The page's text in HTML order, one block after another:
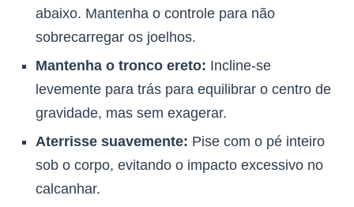
abaixo. Mantenha o controle para não
sobrecarregar os joelhos.
Mantenha o tronco ereto: Incline-se
levemente para trás para equilibrar o centro de
gravidade, mas sem exagerar.
Aterrisse suavemente: Pise com o pé inteiro
sob o corpo, evitando o impacto excessivo no
calcanhar.